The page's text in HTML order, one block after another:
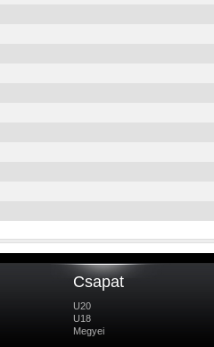
Csapat
U20
U18
Megyei